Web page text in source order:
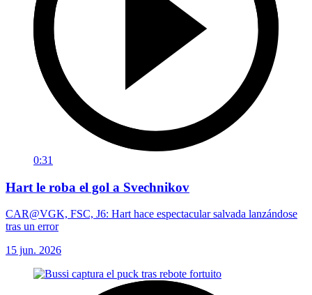
0:31
Hart le roba el gol a Svechnikov
CAR@VGK, FSC, J6: Hart hace espectacular salvada lanzándose
tras un error
15 jun. 2026